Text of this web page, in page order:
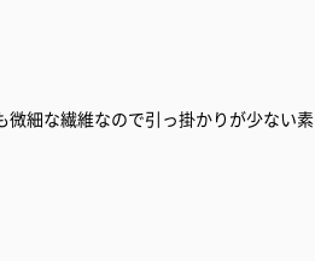
細な繊維なので引っ掛かりが少ない素